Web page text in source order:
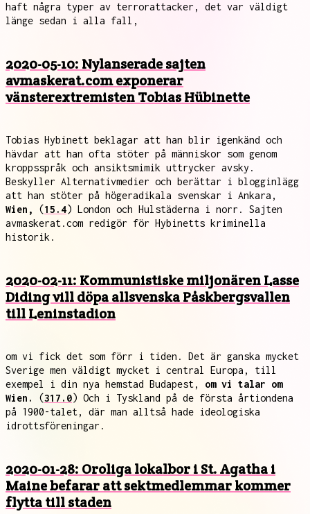
haft några typer av terrorattacker, det var väldigt
länge sedan i alla fall,
2020-05-10: Nylanserade sajten
avmaskerat.com exponerar
vänsterextremisten Tobias Hübinette
Tobias Hybinett beklagar att han blir igenkänd och
hävdar att han ofta stöter på människor som genom
kroppsspråk och ansiktsmimik uttrycker avsky.
Beskyller Alternativmedier och berättar i blogginlägg
att han stöter på högeradikala svenskar i Ankara,
Wien,
(15.4) London och Hulstäderna i norr. Sajten
avmaskerat.com redigör för Hybinetts kriminella
historik.
2020-02-11: Kommunistiske miljonären Lasse
Diding vill döpa allsvenska Påskbergsvallen
till Leninstadion
om vi fick det som förr i tiden. Det är ganska mycket
Sverige men väldigt mycket i central Europa, till
exempel i din nya hemstad Budapest, om vi talar om
Wien.
(317.0) Och i Tyskland på de första årtiondena
på 1900-talet, där man alltså hade ideologiska
idrottsföreningar.
2020-01-28: Oroliga lokalbor i St. Agatha i
Maine befarar att sektmedlemmar kommer
flytta till staden